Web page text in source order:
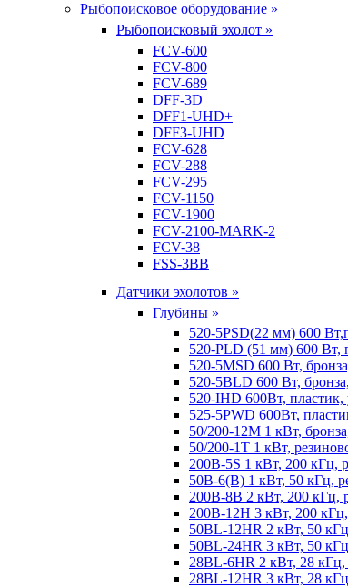
Рыбопоисковое оборудование »
Рыбопоисковый эхолот »
FCV-600
FCV-800
FCV-689
DFF-3D
DFF1-UHD+
DFF3-UHD
FCV-628
FCV-288
FCV-295
FCV-1150
FCV-1900
FCV-2100-MARK-2
FCV-38
FSS-3BB
Датчики эхолотов »
Глубины »
520-5PSD(22 мм) 600
520-PLD (51 мм) 600 Вт,
520-5MSD 600 Вт,
520-5BLD 600 Вт,
520-IHD 600Вт, пластик,
525-5PWD 600Вт,
50/200-12M 1 кВт,
50/200-1T 1 кВт,
200B-5S 1 кВт, 200 кГц,
50B-6(B) 1 кВт, 50 кГц,
200B-8B 2 кВт, 200 кГц,
200B-12H 3 кВт, 200
50BL-12HR 2 кВт, 50
50BL-24HR 3 кВт, 50
28BL-6HR 2 кВт, 28 кГц,
28BL-12HR 3 кВт, 28